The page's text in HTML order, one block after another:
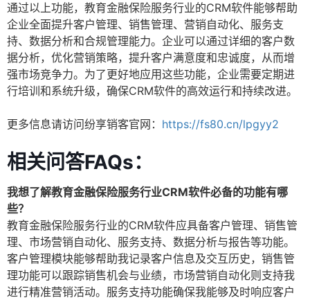
通过以上功能，教育金融保险服务行业的CRM软件能够帮助
企业全面提升客户管理、销售管理、营销自动化、服务支
持、数据分析和合规管理能力。企业可以通过详细的客户数
据分析，优化营销策略，提升客户满意度和忠诚度，从而增
强市场竞争力。为了更好地应用这些功能，企业需要定期进
行培训和系统升级，确保CRM软件的高效运行和持续改进。
更多信息请访问纷享销客官网： https://fs80.cn/lpgyy2
相关问答FAQs：
我想了解教育金融保险服务行业CRM软件必备的功能有哪
些？
教育金融保险服务行业的CRM软件应具备客户管理、销售管
理、市场营销自动化、服务支持、数据分析与报告等功能。
客户管理模块能够帮助我记录客户信息及交互历史，销售管
理功能可以跟踪销售机会与业绩，市场营销自动化则支持我
进行精准营销活动。服务支持功能确保我能够及时响应客户